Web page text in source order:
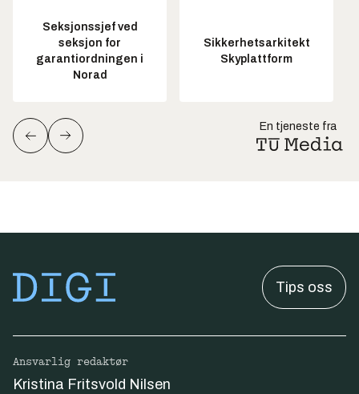
Seksjonssjef ved
seksjon for
garantiordningen i
Norad
Sikkerhetsarkitekt
Skyplattform
En tjeneste fra
Tips oss
Ansvarlig redaktør
Kristina Fritsvold Nilsen